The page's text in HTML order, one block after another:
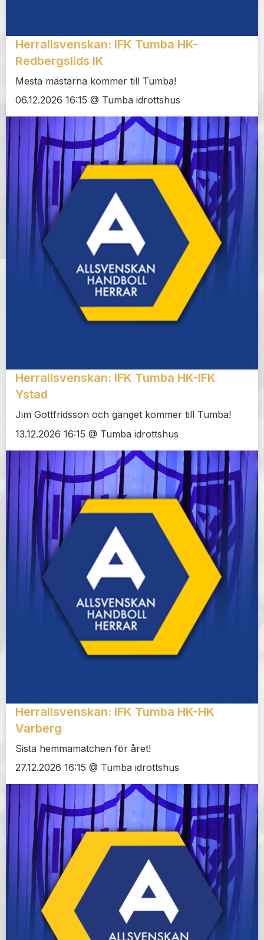
Herrallsvenskan: IFK Tumba HK-
Redbergslids IK
Mesta mästarna kommer till Tumba!
06.12.2026 16:15 @ Tumba idrottshus
Herrallsvenskan: IFK Tumba HK-IFK
Ystad
Jim Gottfridsson och gänget kommer till Tumba!
13.12.2026 16:15 @ Tumba idrottshus
Herrallsvenskan: IFK Tumba HK-HK
Varberg
Sista hemmamatchen för året!
27.12.2026 16:15 @ Tumba idrottshus